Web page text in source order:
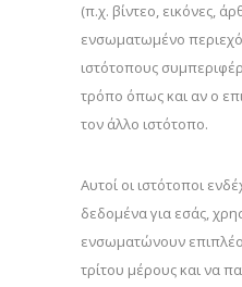
(π.χ. βίντεο, εικόνες,
ενσωματωμένο
ιστότοπους
τρόπο όπως και αν ο
τον άλλο ιστότοπο.
Αυτοί οι ιστότοποι
δεδομένα για εσάς,
ενσωματώνουν
τρίτου μέρους και να